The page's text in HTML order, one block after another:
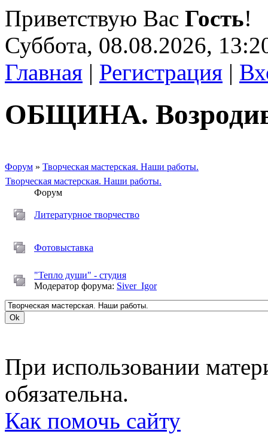
Приветствую Вас Гость!
Суббота, 08.08.2026,
Главная | Регистрация |
ОБЩИНА.
Форум » Творческая мастерская. Наши работы.
Творческая мастерская. Наши работы.
Форум
Литературное творчество
Фотовыставка
"Тепло души" - студия
Модератор форума: Siver_Igor
При использовании
обязательна.
Как помочь сайту